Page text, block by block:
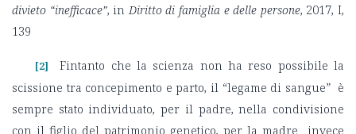
divieto “inefficace”, in Diritto di famiglia e delle persone, 2017, I,
139
[2] Fintanto che la scienza non ha reso possibile la
scissione tra concepimento e parto, il “legame di sangue” è
sempre stato individuato, per il padre, nella condivisione
con il figlio del patrimonio genetico, per la madre invece